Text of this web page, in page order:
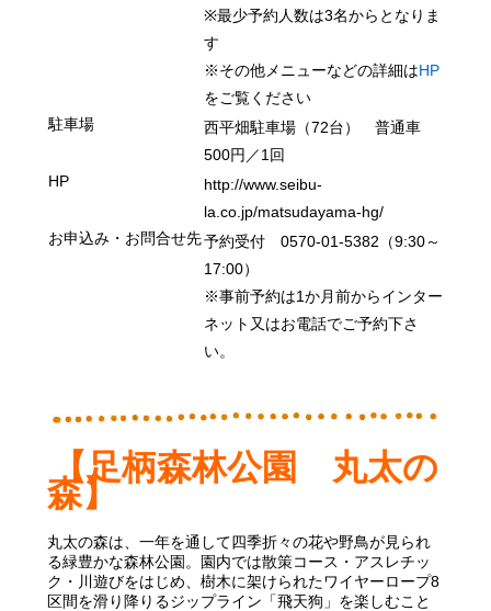
※最少予約人数は3名からとなりま
す
※その他メニューなどの詳細はHP
をご覧ください
駐車場
西平畑駐車場（72台）
普通車
500円／1 回
HP
http://www.seibu-
la.co.jp/matsudayama-hg/
お申込み・お問合せ先予約受付0570-01-5382 （9:30～
17:00）
※事前予約は1か月前からインター
ネット又はお電話でご予約下さ
い。
【足柄森林公園 丸太の
森】
丸太の森は、一年を通して四季折々の花や野鳥が見られ
る緑豊かな森林公園。園内では散策コース・アスレチッ
ク・川遊びをはじめ、樹木に架けられたワイヤーロープ8
区間を滑り降りるジップライン「飛天狗」を楽しむこと